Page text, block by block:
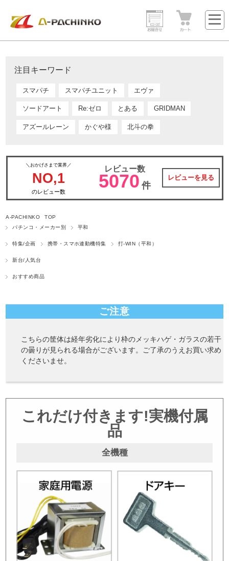
注目キーワード
スマパチ スマパチユニット エヴァ
ソードアート Re:ゼロ とある GRIDMAN
アズールレーン かぐや様 北斗の拳
＼おかげさまで業界／
NO,1
のレビュー数
レビュー数
5070 件
レビューを見る
A-PACHINKO TOP
パチンコ・メーカー別
平和
特集/企画 携帯・スマホ連動機特集 打-WIN（平和）
新台/人気台
おすすめ商品
ご注意
こちらの筐体は経年劣化により枠のメッキハゲ・ガラスの若干
の曇りが見られる場合がございます。ご了承のうえお買い求め
くださいませ。
これだけ付きます!実機付属
品
全機種